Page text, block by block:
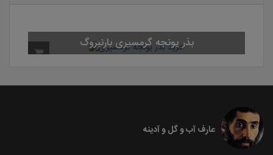
بذر یونجه گرمسیری بارنبروگ
عارف آب و گل و آدینه